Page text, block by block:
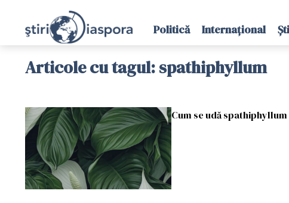
Politică Internațional
Articole cu tagul: spathiphyllum
Cum se udă